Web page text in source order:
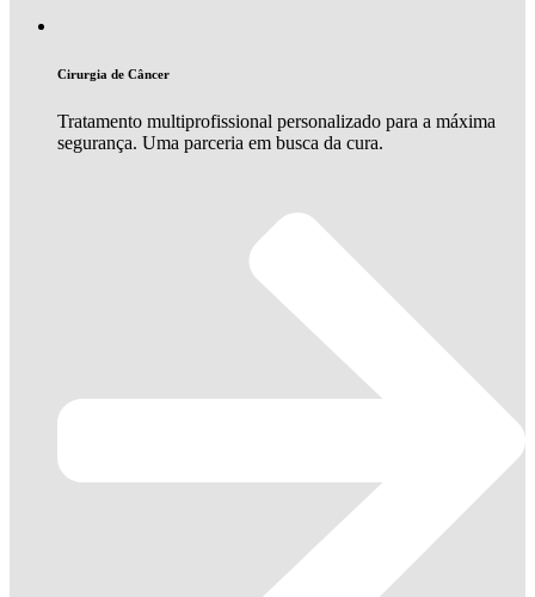
Cirurgia de Câncer
Tratamento multiprofissional personalizado para a máxima
segurança. Uma parceria em busca da cura.